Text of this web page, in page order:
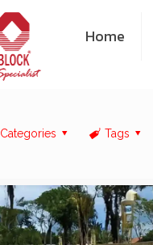
Home
Categories Tags